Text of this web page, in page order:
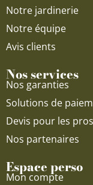
Notre jardinerie
Notre équipe
Avis clients
Nos services
Nos garanties
Solutions de
Devis pour les pros
Nos partenaires
Espace perso
Mon compte